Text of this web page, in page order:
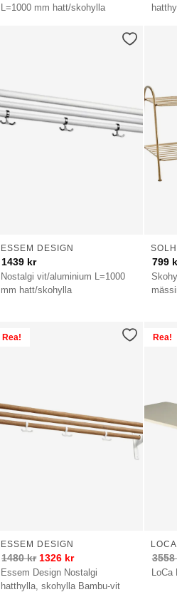
L=1000 mm hatt/skohylla
Nostalgi vit/aluminium L=1000
mm hatt/skohylla
ESSEM DESIGN
1439 kr 799
Rea!
Essem Design Nostalgi
hatthylla, skohylla Bambu-vit
ESSEM DESIGN
1480kr 1326 kr
Rea!
LoCa
LOCA
3558